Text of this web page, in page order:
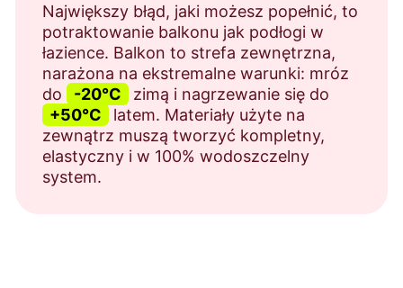
Największy błąd, jaki możesz popełnić, to
potraktowanie balkonu jak podłogi w
łazience. Balkon to strefa zewnętrzna,
narażona na ekstremalne warunki: mróz
do
-20°C
zimą i nagrzewanie się do
+50°C
latem. Materiały użyte na
zewnątrz muszą tworzyć kompletny,
elastyczny i w 100% wodoszczelny
system.